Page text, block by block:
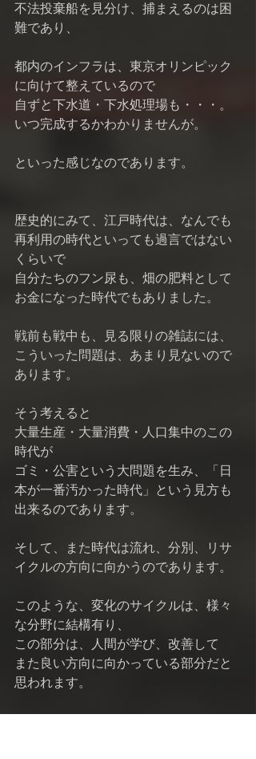
不法投棄船を見分け、捕まえるのは困
難であり、
都内のインフラは、東京オリンピック
に向けて整えているので
自ずと下水道・下水処理場も・・・。
いつ完成するかわかりませんが。
といった感じなのであります。
歴史的にみて、江戸時代は、なんでも
再利用の時代といっても過言ではない
くらいで
自分たちのフン尿も、畑の肥料として
お金になった時代でもありました。
戦前も戦中も、見る限りの雑誌には、
こういった問題は、あまり見ないので
あります。
そう考えると
大量生産・大量消費・人口集中のこの
時代が
ゴミ・公害という大問題を生み、「日
本が一番汚かった時代」という見方も
出来るのであります。
そして、また時代は流れ、分別、リサ
イクルの方向に向かうのであります。
このような、変化のサイクルは、様々
な分野に結構有り、
この部分は、人間が学び、改善して
また良い方向に向かっている部分だと
思われます。